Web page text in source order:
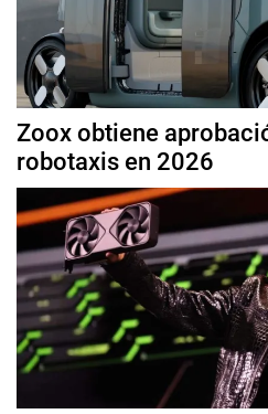
Zoox obtiene
robotaxis en 2026